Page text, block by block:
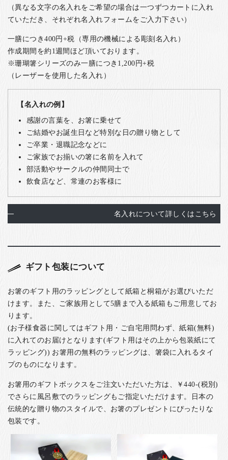
（異なる文字の名入れをご希望の場合は一つずつカートに入れ
ていただき、それぞれ名入れフォームをご入力下さい）
一膳につき400円+税（専用の機械による彫刻名入れ）
作成期間を約1週間ほど頂いております。
※珊瑚箸シリーズのみ一膳につき1,200円+税
（レーザーを使用した名入れ）
【名入れの例】
感謝の言葉を、お箸に乗せて
ご結婚やお誕生日など特別な日の贈り物として
ご卒業・退職記念などに
ご家族でお揃いの箸に名前を入れて
部活動やサークルの仲間同士で
飲食店など、常連のお客様に
名入れについて詳しくはこちら
ギフト包装について
お箸のギフト用のラッピングとして紙箱と桐箱がお選びいただ
けます。また、ご家族用として5膳まで入る紙箱もご用意してお
ります。
(お子様食器に関してはギフト用・ご自宅用問わず、紙箱(無料)
に入れてのお届けとなります(ギフト用はその上から包装紙にて
ラッピング)) お箸用の無料のラッピングは、箸袋に入れるタイ
プのものになります。
お箸用のギフトボックスをご注文いただいた方は、￥440-(税別)
でさらに風呂敷でのラッピングもご指定いただけます。日本の
伝統的な贈り物のスタイルで、お箸のプレゼントにぴったりな
包装です。